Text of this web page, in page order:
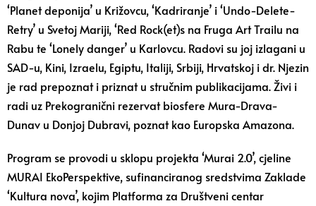
‘Planet deponija’ u Križovcu, ‘Kadriranje’ i ‘Undo-Delete-
Retry’ u Svetoj Mariji, ‘Red Rock(et)s na Fruga Art Trailu na
Rabu te ‘Lonely danger’ u Karlovcu. Radovi su joj izlagani u
SAD-u, Kini, Izraelu, Egiptu, Italiji, Srbiji, Hrvatskoj i dr. Njezin
je rad prepoznat i priznat u stručnim publikacijama. Živi i
radi uz Prekogranični rezervat biosfere Mura-Drava-
Dunav u Donjoj Dubravi, poznat kao Europska Amazona.
Program se provodi u sklopu projekta ‘Murai 2.0’, cjeline
MURAI EkoPerspektive, sufinanciranog sredstvima Zaklade
‘Kultura nova’, kojim Platforma za Društveni centar